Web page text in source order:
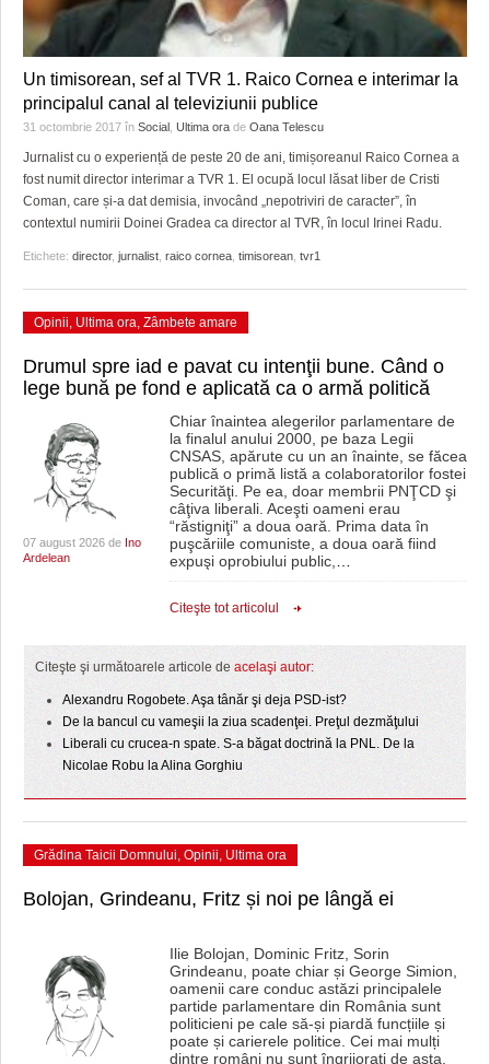
Un timisorean, sef al TVR 1. Raico Cornea e interimar la
principalul canal al televiziunii publice
31 octombrie 2017 în Social Ultima ora de Oana Telescu
Jurnalist cu o experiență de peste 20 de ani, timișoreanul Raico Cornea a
fost numit director interimar a TVR 1. El ocupă locul lăsat liber de Cristi
Coman, care și-a dat demisia, invocând „nepotriviri de caracter”, în
contextul numirii Doinei Gradea ca director al TVR, în locul Irinei Radu.
Etichete: director, jurnalist raico cornea timisorean tvr1
Opinii, Ultima ora, Zâmbete amare
Drumul spre iad e pavat cu intenţii bune. Când o
lege bună pe fond e aplicată ca o armă politică
07 august 2026 de Ino
Ardelean
Chiar înaintea alegerilor parlamentare de
la finalul anului 2000, pe baza Legii
CNSAS, apărute cu un an înainte, se făcea
publică o primă listă a colaboratorilor fostei
Securităţi. Pe ea, doar membrii PNŢCD şi
câţiva liberali. Aceşti oameni erau
“răstigniţi” a doua oară. Prima data în
puşcăriile comuniste, a doua oară fiind
expuşi oprobiului public,…
Citeşte tot articolul
Citeşte şi următoarele articole de acelaşi autor:
Alexandru Rogobete. Aşa tânăr şi deja PSD-ist?
De la bancul cu vameşii la ziua scadenţei. Preţul dezmăţului
Liberali cu crucea-n spate. S-a băgat doctrină la PNL. De la
Nicolae Robu la Alina Gorghiu
Grădina Taicii Domnului, Opinii, Ultima ora
Bolojan, Grindeanu, Fritz și noi pe lângă ei
Ilie Bolojan, Dominic Fritz, Sorin
Grindeanu, poate chiar și George Simion,
oamenii care conduc astăzi principalele
partide parlamentare din România sunt
politicieni pe cale să-și piardă funcțiile și
poate și carierele politice. Cei mai mulți
dintre români nu sunt îngrijorați de asta.